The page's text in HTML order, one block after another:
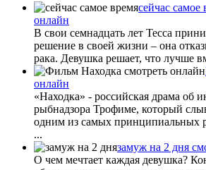
сейчас самое
онлайн
В свои семнадцать лет Тесса
решение в своей жизни – она
рака. Девушка решает, что лучше
онлайн
«Находка» - российская драма об
рыбнадзора Трофиме, который
одним из самых принципиальных
...
замуж на 2 дня
О чем мечтает каждая девушка?